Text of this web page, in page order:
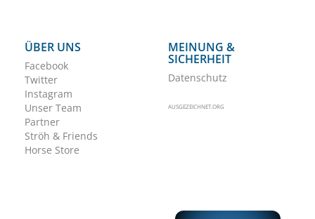
ÜBER UNS
Facebook
Twitter
Instagram
Unser Team
Partner
Ströh & Friends
Horse Store
MEINUNG &
SICHERHEIT
Datenschutz
AUSGEZEICHNET.ORG